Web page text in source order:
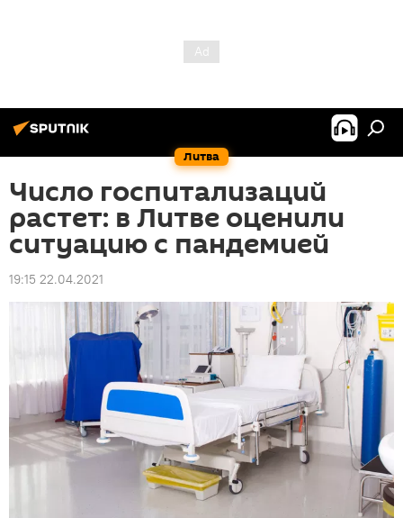
Литва
Число госпитализаций
растет: в Литве оценили
ситуацию с пандемией
19:15 22.04.2021